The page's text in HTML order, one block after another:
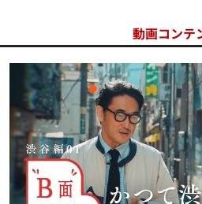
動画コンテ